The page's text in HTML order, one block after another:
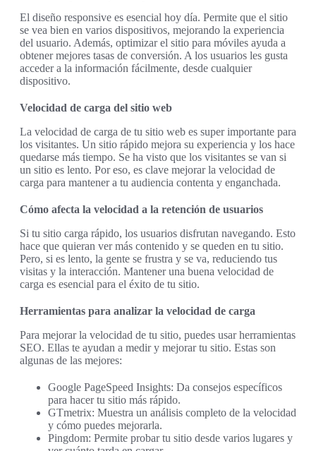
El diseño responsive es esencial hoy día. Permite que el sitio
se vea bien en varios dispositivos, mejorando la experiencia
del usuario. Además, optimizar el sitio para móviles ayuda a
obtener mejores tasas de conversión. A los usuarios les gusta
acceder a la información fácilmente, desde cualquier
dispositivo.
Velocidad de carga del sitio web
La velocidad de carga de tu sitio web es super importante para
los visitantes. Un sitio rápido mejora su experiencia y los hace
quedarse más tiempo. Se ha visto que los visitantes se van si
un sitio es lento. Por eso, es clave mejorar la velocidad de
carga para mantener a tu audiencia contenta y enganchada.
Cómo afecta la velocidad a la retención de usuarios
Si tu sitio carga rápido, los usuarios disfrutan navegando. Esto
hace que quieran ver más contenido y se queden en tu sitio.
Pero, si es lento, la gente se frustra y se va, reduciendo tus
visitas y la interacción. Mantener una buena velocidad de
carga es esencial para el éxito de tu sitio.
Herramientas para analizar la velocidad de carga
Para mejorar la velocidad de tu sitio, puedes usar herramientas
SEO. Ellas te ayudan a medir y mejorar tu sitio. Estas son
algunas de las mejores:
Google PageSpeed Insights: Da consejos específicos
para hacer tu sitio más rápido.
GTmetrix: Muestra un análisis completo de la velocidad
y cómo puedes mejorarla.
Pingdom: Permite probar tu sitio desde varios lugares y